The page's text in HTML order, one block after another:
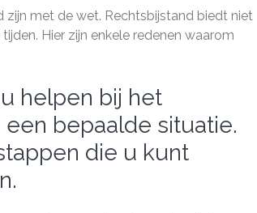
zijn met de wet. Rechtsbijstand biedt niet
Hier zijn enkele redenen waarom
helpen bij het
bepaalde situatie.
die u kunt